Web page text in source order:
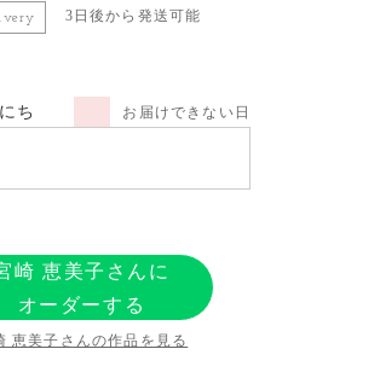
3日後から発送可能
ち お届けできない日
崎 恵美子さんに
オーダーする
恵美子さんの作品を見る